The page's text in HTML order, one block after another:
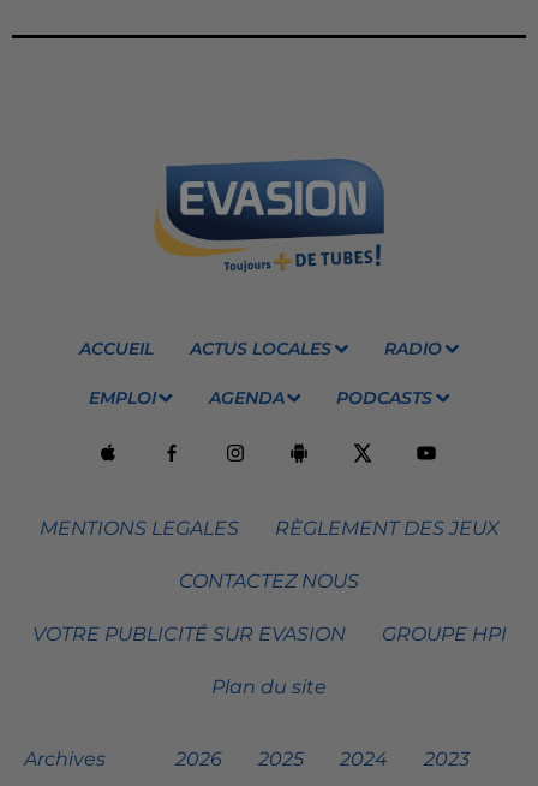
ACCUEIL ACTUS LOCALES RADIO
EMPLOI AGENDA PODCASTS
MENTIONS LEGALES RÈGLEMENT DES JEUX
CONTACTEZ NOUS
VOTRE PUBLICITÉ SUR EVASION GROUPE HPI
Plan du site
Archives 2026 2025 2024 2023